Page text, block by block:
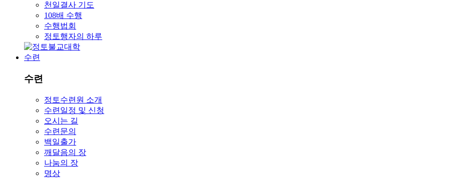
천일결사 기도
108배 수행
수행법회
정토행자의 하루
수련
수련
정토수련원 소개
수련일정 및 신청
오시는 길
수련문의
백일출가
깨달음의 장
나눔의 장
명상